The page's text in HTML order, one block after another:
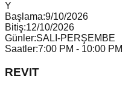
Y
Başlama:9/10/2026
Bitiş:12/10/2026
Günler:SALI-PERŞEMBE
Saatler:7:00 PM - 10:00 PM
REVIT